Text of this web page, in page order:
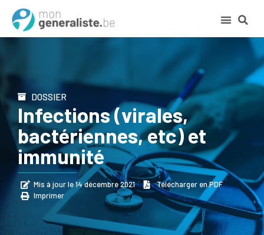
DOSSIER
Infections (virales,
bactériennes, etc) et
immunité
Mis à jour le 14 décembre 2021
Télécharger en PDF
Imprimer